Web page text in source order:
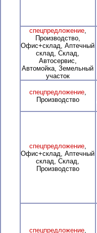
спецпредложение,
Производство,
Офис+склад, Аптечный
склад, Склад,
Автосервис,
Автомойка, Земельный
участок
спецпредложение,
Производство
спецпредложение,
Офис+склад, Аптечный
склад, Склад,
Производство
спецпредложение,